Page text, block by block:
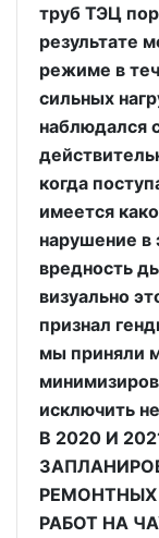
труб ТЭЦ
результате
режиме в
сильных
наблюдался
когда
имеется
нарушение в
вредность
визуально
признал
мы приняли
исключить
В 2020 И
РАБОТ НА